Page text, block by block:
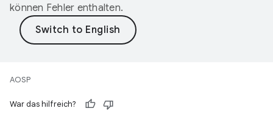
können Fehler enthalten.
AOSP
War das hilfreich?